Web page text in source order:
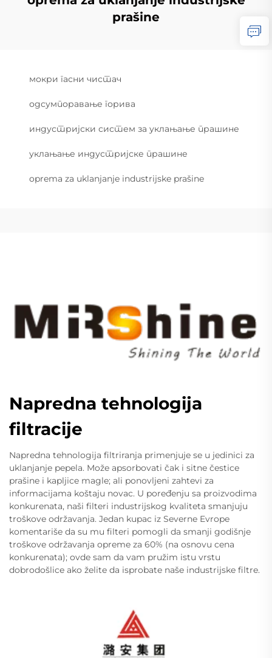
prašine
мокри гасни чистач
одсумпоравање горива
индустријски систем за уклањање прашине
уклањање индустријске прашине
oprema za uklanjanje industrijske prašine
Napredna tehnologija
filtracije
Napredna tehnologija filtriranja primenjuje se u jedinici za
uklanjanje pepela. Može apsorbovati čak i sitne čestice
prašine i kapljice magle; ali ponovljeni zahtevi za
informacijama koštaju novac. U poređenju sa proizvodima
konkurenata, naši filteri industrijskog kvaliteta smanjuju
troškove održavanja. Jedan kupac iz Severne Evrope
komentariše da su mu filteri pomogli da smanji godišnje
troškove održavanja opreme za 60% (na osnovu cena
konkurenata); ovde sam da vam pružim istu vrstu
dobrodošlice ako želite da isprobate naše industrijske filtre.